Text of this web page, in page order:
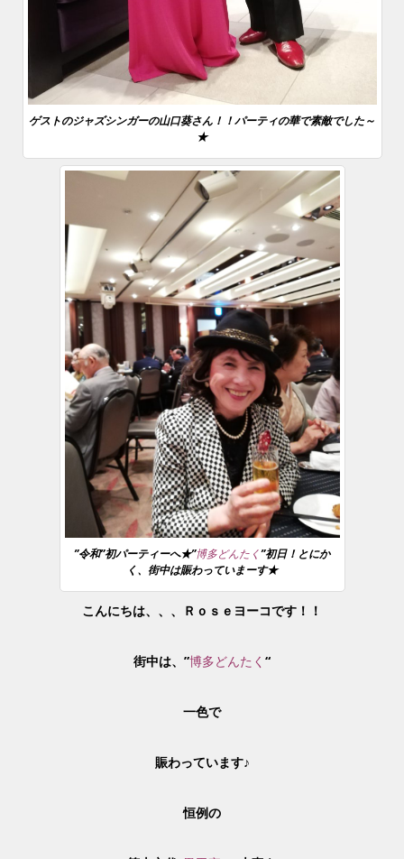
ゲストのジャズシンガーの山口葵さん！！パーティの華で素敵でした～
★
”令和”初パーティーへ★”博多どんたく”初日！とにか
く、街中は賑わっていまーす★
こんにちは、、、Ｒｏｓｅヨーコです！！
街中は、”博多どんたく “
一色で
賑わっています♪
恒例の